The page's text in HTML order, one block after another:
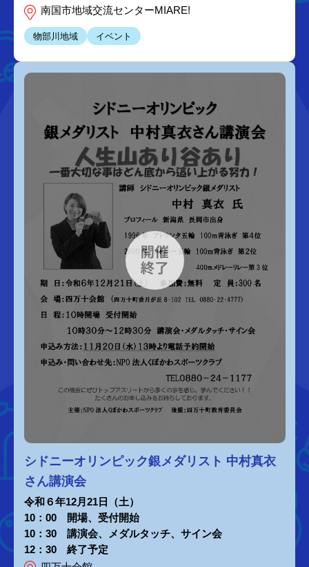
南国市地域交流センターMIARE!
物部川地域 イベント
シドニーオリンピック銀メダリスト 中村真衣
さん講演会
令和６年12月21日（土）
10：00 開場、受付開始
10：30 講演会、メダルタッチ、サイン会
12：30 終了予定